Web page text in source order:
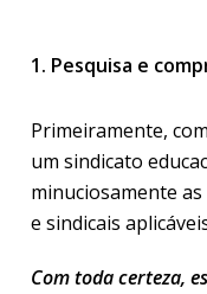
1. Pesquisa e
Primeiramente,
um sindicato
minuciosamente
e sindicais
Com toda certeza,